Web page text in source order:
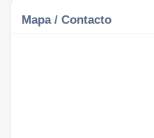
Mapa / Contacto